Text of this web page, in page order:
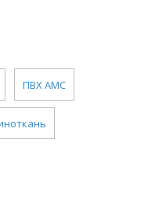
ПВХ АМС